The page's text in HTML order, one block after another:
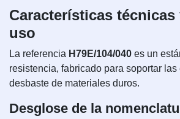
Características
uso
La referencia H79E/104/040 es un
resistencia, fabricado para soportar las
desbaste de materiales duros.
Desglose de la